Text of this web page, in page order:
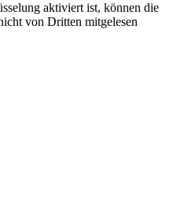
aktiviert ist, können die
von Dritten mitgelesen